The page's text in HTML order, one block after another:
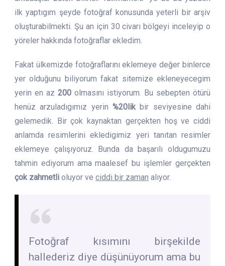
ilk yaptıgım şeyde fotoğraf konusunda yeterli bir arşiv
oluşturabilmekti. Şu an için 30 civarı bölgeyi inceleyip o
yöreler hakkında fotoğraflar ekledim.
Fakat ülkemizde fotoğraflarını eklemeye değer binlerce
yer olduğunu biliyorum fakat sitemize ekleneyecegim
yerin en az 200 olmasını istiyorum. Bu sebepten ötürü
henüz arzuladıgımız yerin %20likbir seviyesine dahi
gelemedik. Bir çok kaynaktan gerçekten hoş ve ciddi
anlamda resimlerini ekledigimiz yeri tanıtan resimler
eklemeye çalışıyoruz. Bunda da başarılı oldugumuzu
tahmin ediyorum ama maalesef bu işlemler gerçekten
çok zahmetli oluyor ve ciddi bir zaman alıyor.
Fotoğraf kısımını birşekilde
hallederiz diye düşünüyorum ama bu